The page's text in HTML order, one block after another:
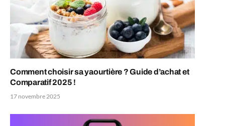
Comment choisir sa yaourtière ? Guide d’achat et
Comparatif 2025 !
17 novembre 2025